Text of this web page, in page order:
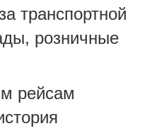
транспортной
розничные
рейсам